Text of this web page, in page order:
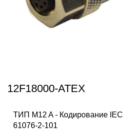
12F18000-ATEX
ТИП M12 A - Кодирование IEC
61076-2-101